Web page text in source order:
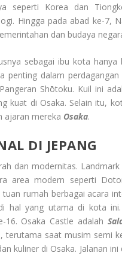
seperti Korea dan
Hingga pada abad ke-7,
dan budaya
sebagai ibu kota hanya
dalam perdagangan
Shōtoku. Kuil ini
kuat di Osaka. Selain itu,
ajaran mereka Osaka.
DI JEPANG
dan modernitas.
area modern seperti
rumah berbagai acara
hal yang utama di kota
Osaka Castle adalah
terutama saat musim semi
kuliner di Osaka. Jalanan ini